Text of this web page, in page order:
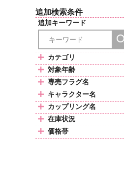
追加検索条件
追加キーワード
カテゴリ
対象年齢
専売フラグ名
キャラクター名
カップリング名
在庫状況
価格帯